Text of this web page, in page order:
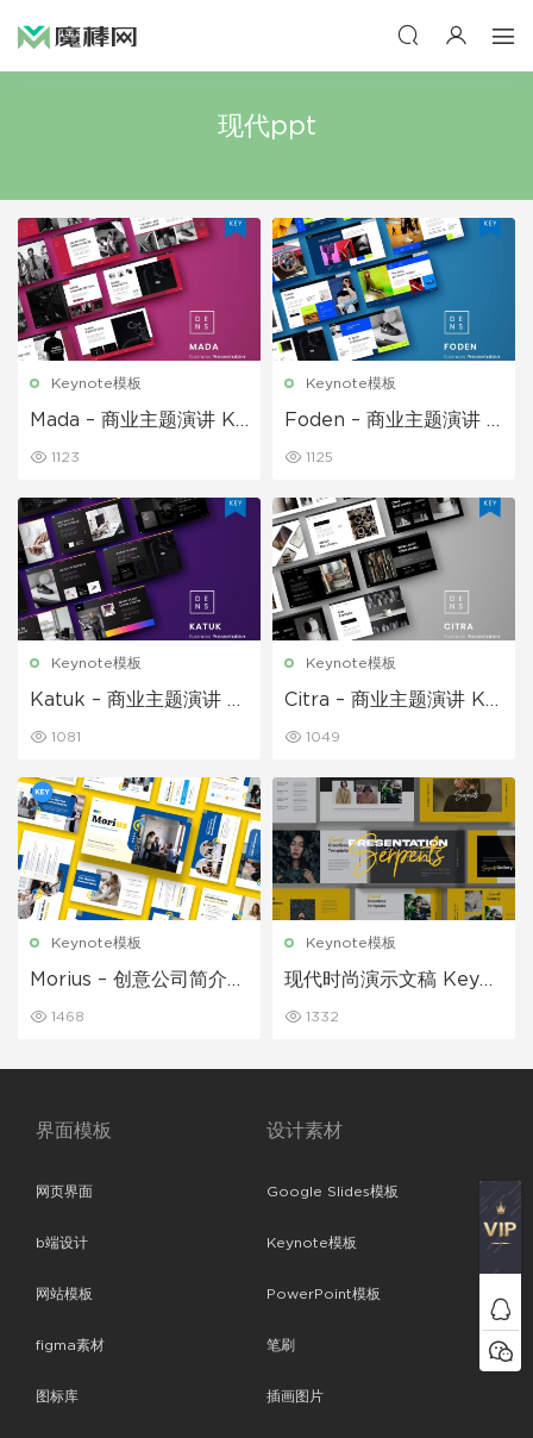
现代ppt
Keynote模板
Mada – 商业主题演讲 Ke
1123
Keynote模板
Foden – 商业主题演讲 K
1125
Keynote模板
Katuk – 商业主题演讲 K
1081
Keynote模板
Citra – 商业主题演讲 Ke
1049
Keynote模板
Morius – 创意公司简介主
1468
Keynote模板
现代时尚演示文稿 Keyno
1332
界面模板
网页界面
b端设计
网站模板
figma素材
图标库
设计素材
Google Slides模板
Keynote模板
PowerPoint模板
笔刷
插画图片